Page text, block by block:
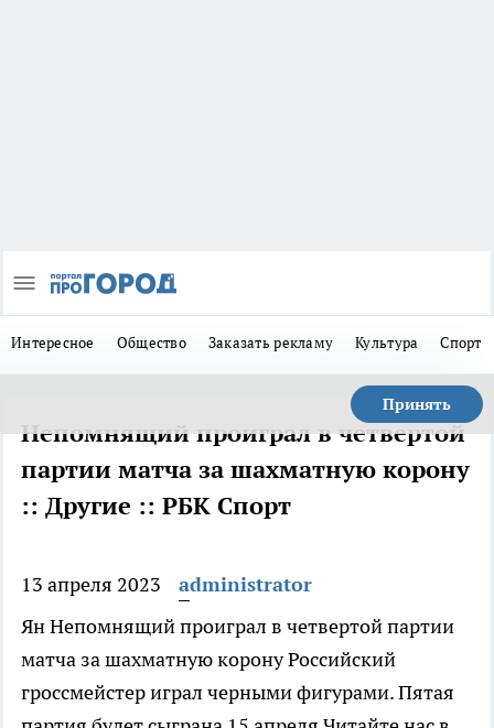
Интересное Общество Заказать рекламу Культура Спорт
Принять
Непомнящий проиграл в четвертой
партии матча за шахматную корону
:: Другие :: РБК Спорт
13 апреля 2023
administrator
Ян Непомнящий проиграл в четвертой партии
матча за шахматную коронуРоссийский
гроссмейстер играл черными фигурами. Пятая